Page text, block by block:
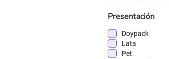
Presentación
Doypack
Lata
Pet